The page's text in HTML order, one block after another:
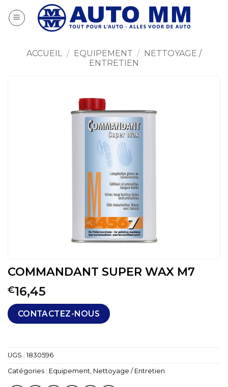
au
ACCUEIL / EQUIPEMENT / NETTOYAGE /
ENTRETIEN
COMMANDANT SUPER WAX M7
€16,45
CONTACTEZ-NOUS
UGS : 1830596
Catégories : Equipement Nettoyage / Entretien